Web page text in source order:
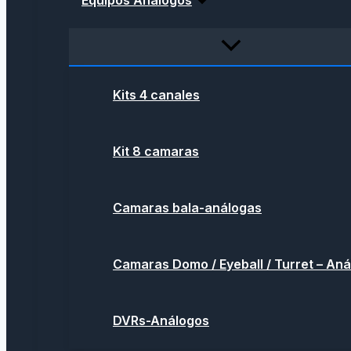
Kits 4 canales
Kit 8 camaras
Camaras bala-análogas
Camaras Domo / Eyeball / Turret –
DVRs-Análogos